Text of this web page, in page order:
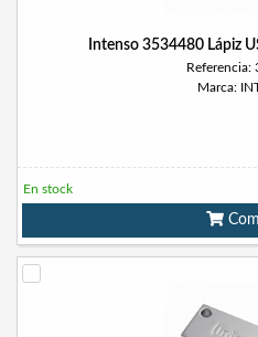
Intenso 3534480 Lápiz
Referencia:
Marca:
En stock